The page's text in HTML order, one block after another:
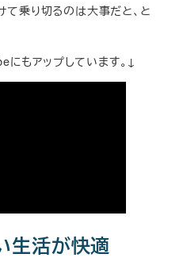
乗り切るのは大事だと、と
もアップしています。↓
生活が快適